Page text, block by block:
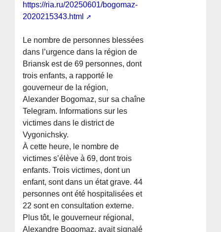
https://ria.ru/20250601/bogomaz-
2020215343.html
Le nombre de personnes blessées
dans l’urgence dans la région de
Briansk est de 69 personnes, dont
trois enfants, a rapporté le
gouverneur de la région,
Alexander Bogomaz, sur sa chaîne
Telegram. Informations sur les
victimes dans le district de
Vygonichsky.
À cette heure, le nombre de
victimes s’élève à 69, dont trois
enfants. Trois victimes, dont un
enfant, sont dans un état grave. 44
personnes ont été hospitalisées et
22 sont en consultation externe.
Plus tôt, le gouverneur régional,
Alexandre Bogomaz, avait signalé